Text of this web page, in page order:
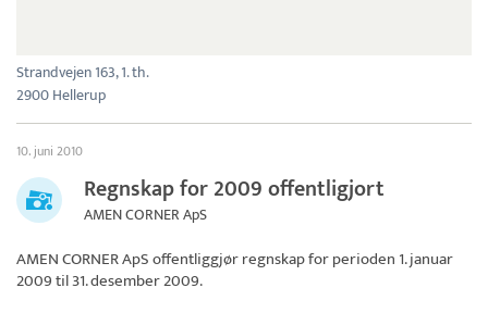
Strandvejen 163, 1. th.
2900 Hellerup
10. juni 2010
Regnskap for 2009 offentligjort
AMEN CORNER ApS
AMEN CORNER ApSoffentliggjør regnskap for perioden 1. januar
2009 til 31. desember 2009.